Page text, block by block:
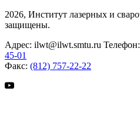
2026, Институт лазерных и
защищены.
Адрес: ilwt@ilwt.smtu.ru Телефон:
45-01
Факс: (812) 757-22-22